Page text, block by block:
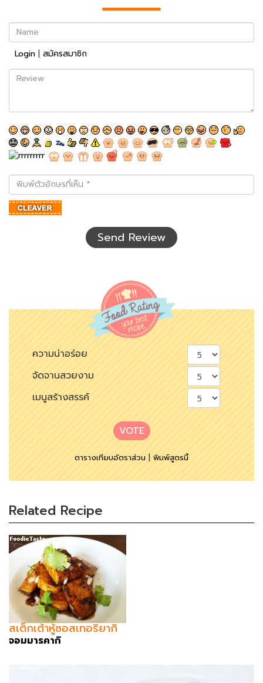
Name
Login | สมัครสมาชิก
Review
พิมพ์
ตัว
อักษร
ที่
Send Review
ความน่าอร่อย
จัดจานสวยงาม
เมนูสร้างสรรค์
VOTE
ตารางเทียบอัตราส่วน|พิมพ์สูตรนี้
Related Recipe
สเต็กเต้าหู้ซอสเทอริยากิ
จอมมารคากิ